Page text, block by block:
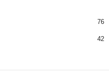
76
42